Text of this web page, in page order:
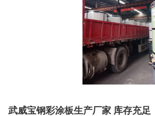
武威宝钢彩涂板生产厂家 库存充足